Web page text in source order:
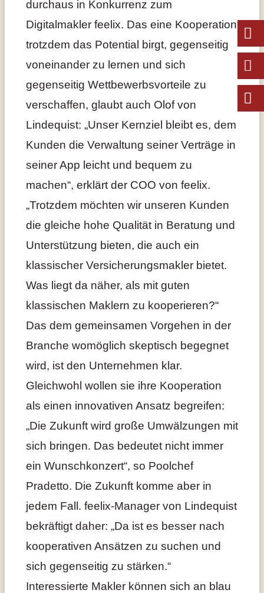
durchaus in Konkurrenz zum
Digitalmakler feelix. Das eine Kooperation
trotzdem das Potential birgt, gegenseitig
voneinander zu lernen und sich
gegenseitig Wettbewerbsvorteile zu
verschaffen, glaubt auch Olof von
Lindequist: „Unser Kernziel bleibt es, dem
Kunden die Verwaltung seiner Verträge in
seiner App leicht und bequem zu
machen“, erklärt der COO von feelix.
„Trotzdem möchten wir unseren Kunden
die gleiche hohe Qualität in Beratung und
Unterstützung bieten, die auch ein
klassischer Versicherungsmakler bietet.
Was liegt da näher, als mit guten
klassischen Maklern zu kooperieren?“
Das dem gemeinsamen Vorgehen in der
Branche womöglich skeptisch begegnet
wird, ist den Unternehmen klar.
Gleichwohl wollen sie ihre Kooperation
als einen innovativen Ansatz begreifen:
„Die Zukunft wird große Umwälzungen mit
sich bringen. Das bedeutet nicht immer
ein Wunschkonzert“, so Poolchef
Pradetto. Die Zukunft komme aber in
jedem Fall. feelix-Manager von Lindequist
bekräftigt daher: „Da ist es besser nach
kooperativen Ansätzen zu suchen und
sich gegenseitig zu stärken.“
Interessierte Makler können sich an blau